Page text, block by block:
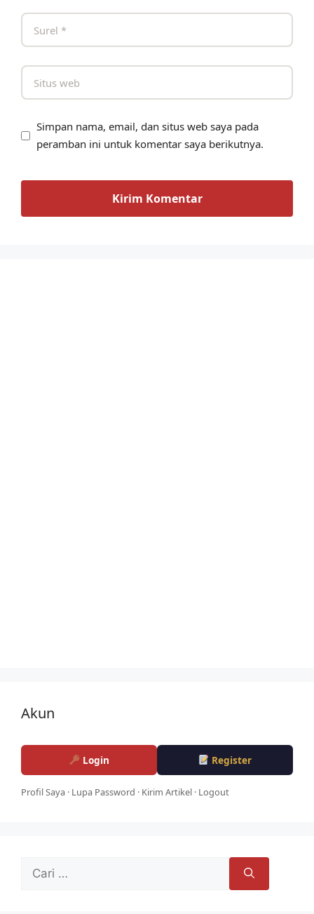
Simpan nama, email, dan situs web saya pada
peramban ini untuk komentar saya berikutnya.
Akun
Login Register
Profil Saya · Lupa Password · Kirim Artikel · Logout
untuk: